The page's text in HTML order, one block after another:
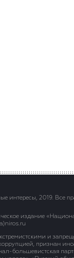
интересы, 2019. Все
издание
и
признан
большевистская